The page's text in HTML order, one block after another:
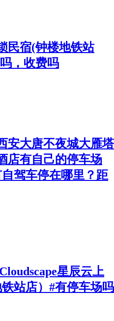
民宿(钟楼地铁站
，收费吗
安大唐不夜城大雁塔
店有自己的停车场
驾车停在哪里？距
星辰云上
站店）#有停车场吗